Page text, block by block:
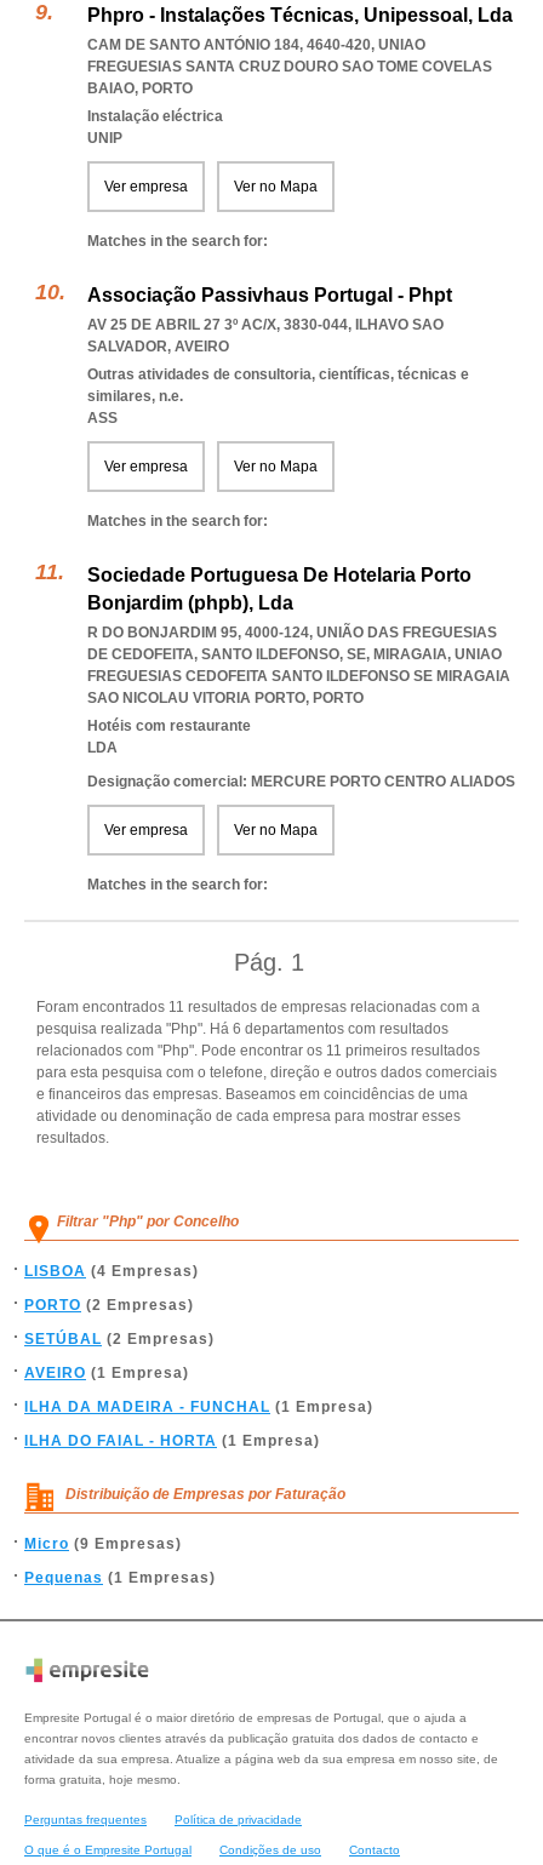
Phpro - Instalações Técnicas, Unipessoal, Lda
CAM DE SANTO ANTÓNIO 184, 4640-420, UNIAO
FREGUESIAS SANTA CRUZ DOURO SAO TOME COVELAS
BAIAO, PORTO
Instalação eléctrica
UNIP
Ver empresa Ver no Mapa
Matches in the search for:
Associação Passivhaus Portugal - Phpt
AV 25 DE ABRIL 27 3º AC/X, 3830-044, ILHAVO SAO
SALVADOR, AVEIRO
Outras atividades de consultoria, científicas, técnicas e
similares, n.e.
ASS
Ver empresa Ver no Mapa
Matches in the search for:
Sociedade Portuguesa De Hotelaria Porto
Bonjardim (phpb), Lda
R DO BONJARDIM 95, 4000-124, UNIÃO DAS FREGUESIAS
DE CEDOFEITA, SANTO ILDEFONSO, SE, MIRAGAIA, UNIAO
FREGUESIAS CEDOFEITA SANTO ILDEFONSO SE MIRAGAIA
SAO NICOLAU VITORIA PORTO, PORTO
Hotéis com restaurante
LDA
Designação comercial: MERCURE PORTO CENTRO ALIADOS
Ver empresa Ver no Mapa
Matches in the search for:
Pág. 1
Foram encontrados 11 resultados de empresas relacionadas com a
pesquisa realizada "Php". Há 6 departamentos com resultados
relacionados com "Php". Pode encontrar os 11 primeiros resultados
para esta pesquisa com o telefone, direção e outros dados comerciais
e financeiros das empresas. Baseamos em coincidências de uma
atividade ou denominação de cada empresa para mostrar esses
resultados.
Filtrar "Php" por Concelho
LISBOA (4 Empresas)
PORTO (2 Empresas)
SETÚBAL (2 Empresas)
AVEIRO (1 Empresa)
ILHA DA MADEIRA - FUNCHAL (1 Empresa)
ILHA DO FAIAL - HORTA (1 Empresa)
Distribuição de Empresas por Faturação
Micro (9 Empresas)
Pequenas (1 Empresas)
Empresite Portugal é o maior diretório de empresas de Portugal, que o ajuda a
encontrar novos clientes através da publicação gratuita dos dados de contacto e
atividade da sua empresa. Atualize a página web da sua empresa em nosso site, de
forma gratuita, hoje mesmo.
Perguntas frequentes Política de privacidade
O que é o Empresite Portugal Condições de uso Contacto